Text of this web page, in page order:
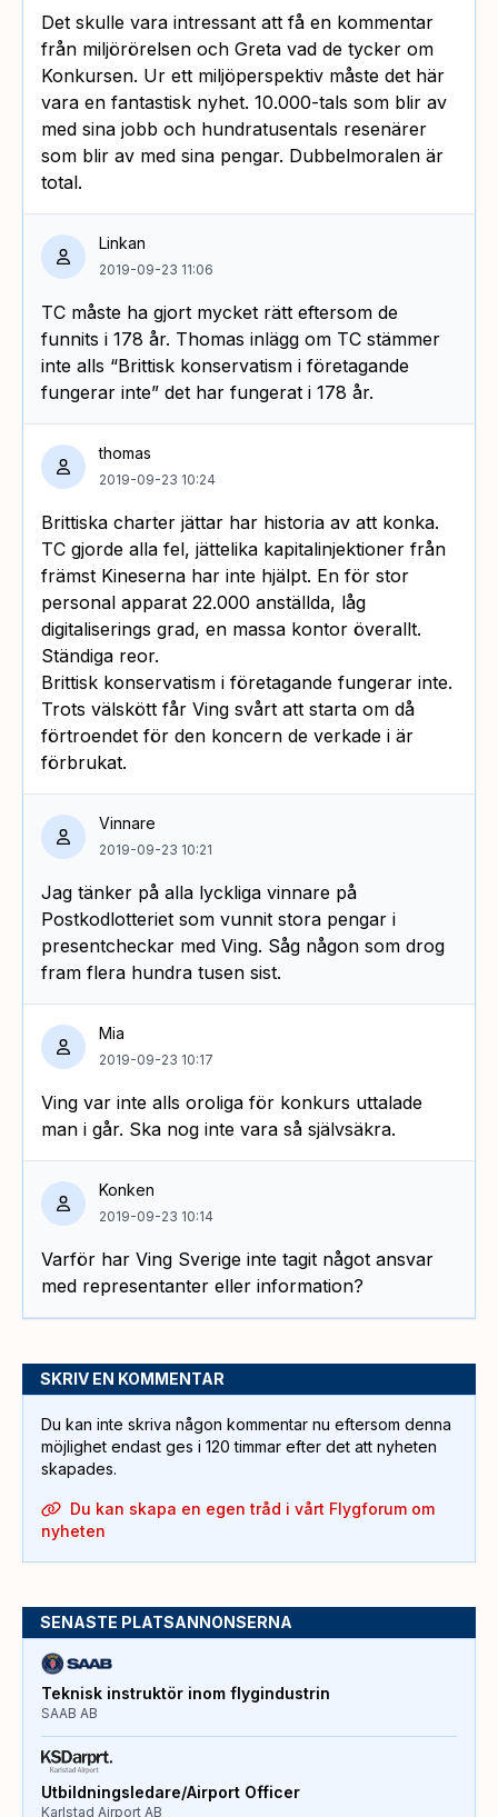
Det skulle vara intressant att få en kommentar
från miljörörelsen och Greta vad de tycker om
Konkursen. Ur ett miljöperspektiv måste det här
vara en fantastisk nyhet. 10.000-tals som blir av
med sina jobb och hundratusentals resenärer
som blir av med sina pengar. Dubbelmoralen är
total.
Linkan
2019-09-23 11:06
TC måste ha gjort mycket rätt eftersom de
funnits i 178 år. Thomas inlägg om TC stämmer
inte alls “Brittisk konservatism i företagande
fungerar inte” det har fungerat i 178 år.
thomas
2019-09-23 10:24
Brittiska charter jättar har historia av att konka.
TC gjorde alla fel, jättelika kapitalinjektioner från
främst Kineserna har inte hjälpt. En för stor
personal apparat 22.000 anställda, låg
digitaliserings grad, en massa kontor överallt.
Ständiga reor.
Brittisk konservatism i företagande fungerar inte.
Trots välskött får Ving svårt att starta om då
förtroendet för den koncern de verkade i är
förbrukat.
Vinnare
2019-09-23 10:21
Jag tänker på alla lyckliga vinnare på
Postkodlotteriet som vunnit stora pengar i
presentcheckar med Ving. Såg någon som drog
fram flera hundra tusen sist.
Mia
2019-09-23 10:17
Ving var inte alls oroliga för konkurs uttalade
man i går. Ska nog inte vara så självsäkra.
Konken
2019-09-23 10:14
Varför har Ving Sverige inte tagit något ansvar
med representanter eller information?
SKRIV EN KOMMENTAR
Du kan inte skriva någon kommentar nu eftersom denna
möjlighet endast ges i 120 timmar efter det att nyheten
skapades.
Du kan skapa en egen tråd i vårt Flygforum om
nyheten
SENASTE PLATSANNONSERNA
Teknisk instruktör inom flygindustrin
SAAB AB
Utbildningsledare/Airport Officer
Karlstad Airport AB